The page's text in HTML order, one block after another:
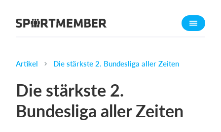
Über SportMember
Funktionen
Trainingsplan
Artikel Die stärkste 2. Bundesliga aller Zeiten
Die stärkste 2.
Bundesliga aller Zeiten